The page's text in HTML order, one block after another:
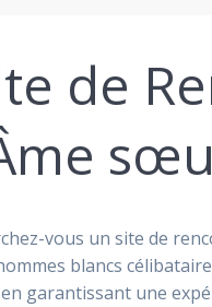
de
vous un site de
blancs
garantissant une